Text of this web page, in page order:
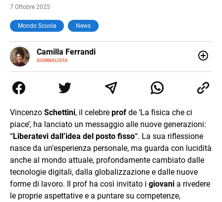
7 Ottobre 2025
Mondo Scuola News
Camilla Ferrandi
GIORNALISTA
E-
MAIL
LINKEDIN
di trasformare la passione per la scrittura in un lavoro, e
da lì non mi sono più fermata. L’attualità è il mio pane
mente.
Vincenzo Schettini, il celebre prof de ‘La fisica che ci
piace’, ha lanciato un messaggio alle nuove generazioni:
“Liberatevi dall’idea del posto fisso“. La sua riflessione
nasce da un’esperienza personale, ma guarda con lucidità
anche al mondo attuale, profondamente cambiato dalle
tecnologie digitali, dalla globalizzazione e dalle nuove
forme di lavoro. Il prof ha così invitato i giovani a rivedere
le proprie aspettative e a puntare su competenze,